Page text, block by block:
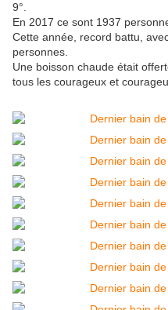
9°.
En 2017 ce sont 1937
Cette année, record battu,
personnes.
Une boisson chaude était
tous les courageux et